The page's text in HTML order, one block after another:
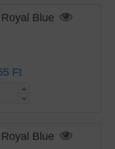
Royal Blue
Ft
Royal Blue